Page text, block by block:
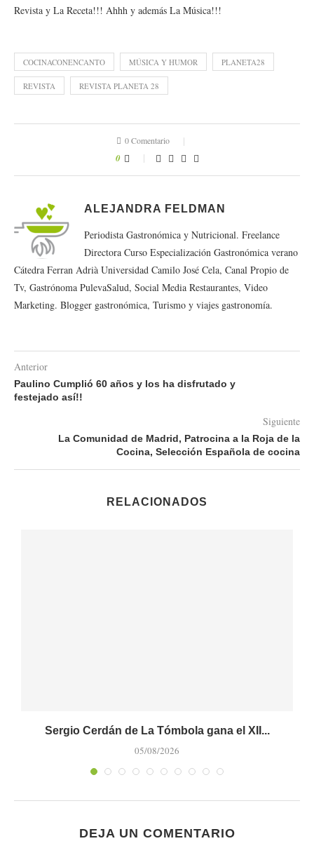
Revista y La Receta!!! Ahhh y además La Música!!!
COCINACONENCANTO MÚSICA Y HUMOR PLANETA28
REVISTA REVISTA PLANETA 28
0 Comentario
0
ALEJANDRA FELDMAN
Periodista Gastronómica y Nutricional. Freelance
Directora Curso Especialización Gastronómica verano
Cátedra Ferran Adrià Universidad Camilo José Cela, Canal Propio de
Tv, Gastrónoma PulevaSalud, Social Media Restaurantes, Video
Marketing. Blogger gastronómica, Turismo y viajes gastronomía.
Anterior
Paulino Cumplió 60 años y los ha disfrutado y
festejado así!!
Siguiente
La Comunidad de Madrid, Patrocina a la Roja de la
Cocina, Selección Española de cocina
RELACIONADOS
Sergio Cerdán de La Tómbola gana el XII...
05/08/2026
DEJA UN COMENTARIO